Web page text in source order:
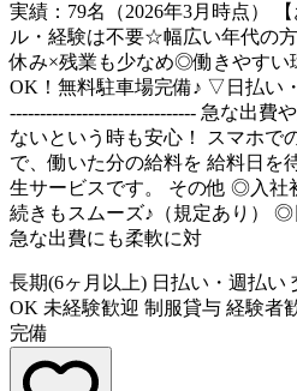
実績：79名（2026年3月時点）
ル・経験は不要☆幅広い年代の
休み×残業も少なめ◎働きやす
OK！無料駐車場完備♪ ▽日払い
------------------------------- 急な出費
ないという時も安心！ スマホで
で、働いた分の給料を 給料日を
生サービスです。 その他 ◎入社
続きもスムーズ♪（規定あり） ◎
急な出費にも柔軟に対
長期(6ヶ月以上) 日払い・週払い
OK 未経験歓迎 制服貸与 経験者
完備